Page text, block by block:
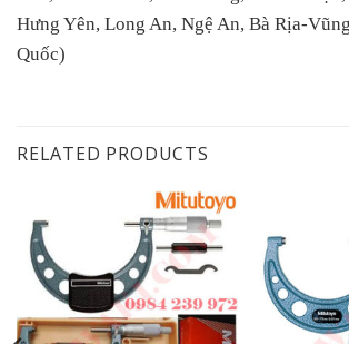
Hưng Yên, Long An, Ngệ An, Bà Rịa-
Quốc)
RELATED PRODUCTS